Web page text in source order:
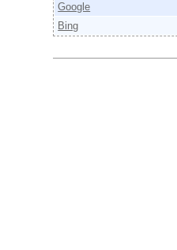
Google
Bing